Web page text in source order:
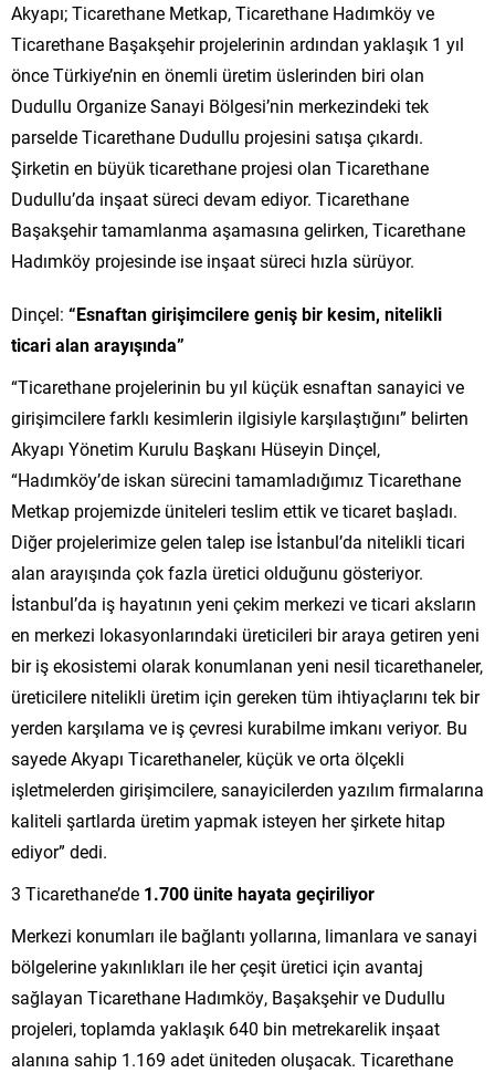
Akyapı; Ticarethane Metkap, Ticarethane Hadımköy ve
Ticarethane Başakşehir projelerinin ardından yaklaşık 1 yıl
önce Türkiye’nin en önemli üretim üslerinden biri olan
Dudullu Organize Sanayi Bölgesi’nin merkezindeki tek
parselde Ticarethane Dudullu projesini satışa çıkardı.
Şirketin en büyük ticarethane projesi olan Ticarethane
Dudullu’da inşaat süreci devam ediyor. Ticarethane
Başakşehir tamamlanma aşamasına gelirken, Ticarethane
Hadımköy projesinde ise inşaat süreci hızla sürüyor.
Dinçel: “Esnaftan girişimcilere geniş bir kesim, nitelikli
ticari alan arayışında”
“Ticarethane projelerinin bu yıl küçük esnaftan sanayici ve
girişimcilere farklı kesimlerin ilgisiyle karşılaştığını” belirten
Akyapı Yönetim Kurulu Başkanı Hüseyin Dinçel,
“Hadımköy’de iskan sürecini tamamladığımız Ticarethane
Metkap projemizde üniteleri teslim ettik ve ticaret başladı.
Diğer projelerimize gelen talep ise İstanbul’da nitelikli ticari
alan arayışında çok fazla üretici olduğunu gösteriyor.
İstanbul’da iş hayatının yeni çekim merkezi ve ticari aksların
en merkezi lokasyonlarındaki üreticileri bir araya getiren yeni
bir iş ekosistemi olarak konumlanan yeni nesil ticarethaneler,
üreticilere nitelikli üretim için gereken tüm ihtiyaçlarını tek bir
yerden karşılama ve iş çevresi kurabilme imkanı veriyor. Bu
sayede Akyapı Ticarethaneler, küçük ve orta ölçekli
işletmelerden girişimcilere, sanayicilerden yazılım firmalarına
kaliteli şartlarda üretim yapmak isteyen her şirkete hitap
ediyor” dedi.
3 Ticarethane’de 1.700 ünite hayata geçiriliyor
Merkezi konumları ile bağlantı yollarına, limanlara ve sanayi
bölgelerine yakınlıkları ile her çeşit üretici için avantaj
sağlayan Ticarethane Hadımköy, Başakşehir ve Dudullu
projeleri, toplamda yaklaşık 640 bin metrekarelik inşaat
alanına sahip 1.169 adet üniteden oluşacak. Ticarethane